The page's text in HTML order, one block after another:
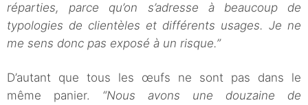
réparties, parce qu’on s’adresse à beaucoup de
typologies de clientèles et différents usages. Je ne
me sens donc pas exposé à un risque.”
D’autant que tous les œufs ne sont pas dans le
même panier. “Nous avons une douzaine de